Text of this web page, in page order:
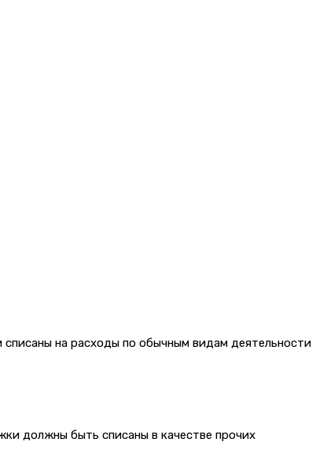
на расходы по обычным видам деятельности
должны быть списаны в качестве прочих